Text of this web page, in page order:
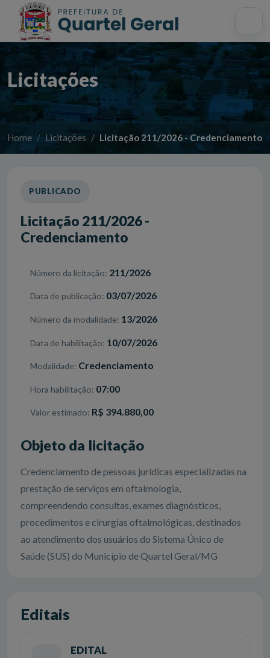
Acessibilidade InícioMapa do site
Licitações
Home Licitações Licitação 211/2026 - Credenciamento
PUBLICADO
Licitação 211/2026 -
Credenciamento
Número da licitação 211/2026
Data de publicação 03/07/2026
Número da modalidade 13/2026
Data de habilitação 10/07/2026
Modalidade Credenciamento
Hora habilitação 07:00
Valor estimado R$ 394.880,00
Objeto da licitação
Credenciamento de pessoas jurídicas especializadas na
prestação de serviços em oftalmologia,
compreendendo consultas, exames diagnósticos,
procedimentos e cirurgias oftalmológicas, destinados
ao atendimento dos usuários do Sistema Único de
Saúde (SUS) do Município de Quartel Geral/MG
Editais
EDITAL